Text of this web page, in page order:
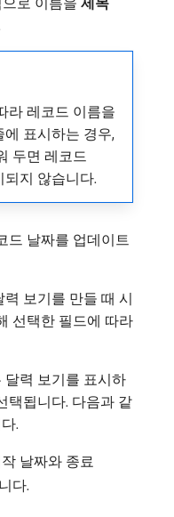
라 레코드 이름을
표시하는 경우,
두면 레코드
되지 않습니다.
드 날짜를 업데이트
보기를 만들 때 시
선택한 필드에 따라
달력 보기를 표시하
택됩니다. 다음과 같
.
날짜와 종료
다.